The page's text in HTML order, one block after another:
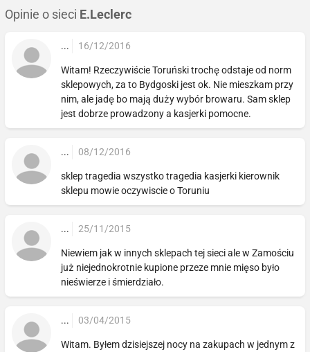
Opinie o sieci E.Leclerc
... 16/12/2016
Witam! Rzeczywiście Toruński trochę odstaje od norm
sklepowych, za to Bydgoski jest ok. Nie mieszkam przy
nim, ale jadę bo mają duży wybór browaru. Sam sklep
jest dobrze prowadzony a kasjerki pomocne.
... 08/12/2016
sklep tragedia wszystko tragedia kasjerki kierownik
sklepu mowie oczywiscie o Toruniu
... 25/11/2015
Niewiem jak w innych sklepach tej sieci ale w Zamościu
już niejednokrotnie kupione przeze mnie mięso było
nieświerze i śmierdziało.
... 03/04/2015
Witam. Byłem dzisiejszej nocy na zakupach w jednym z